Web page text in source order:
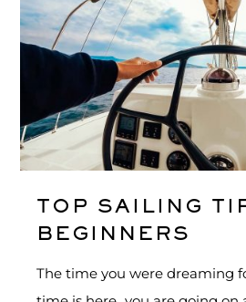
TOP SAILING
BEGINNERS
The time you were dreaming